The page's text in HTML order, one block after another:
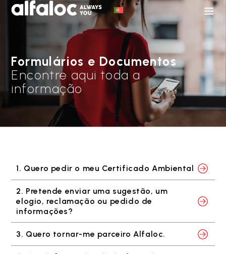
Formulários e Documentos
Encontre aqui toda a
informação
1. Quero pedir o meu Certificado Ambiental
2. Pretende enviar uma sugestão, um
elogio, reclamação ou pedido de
informações?
3. Quero tornar-me parceiro Alfaloc.